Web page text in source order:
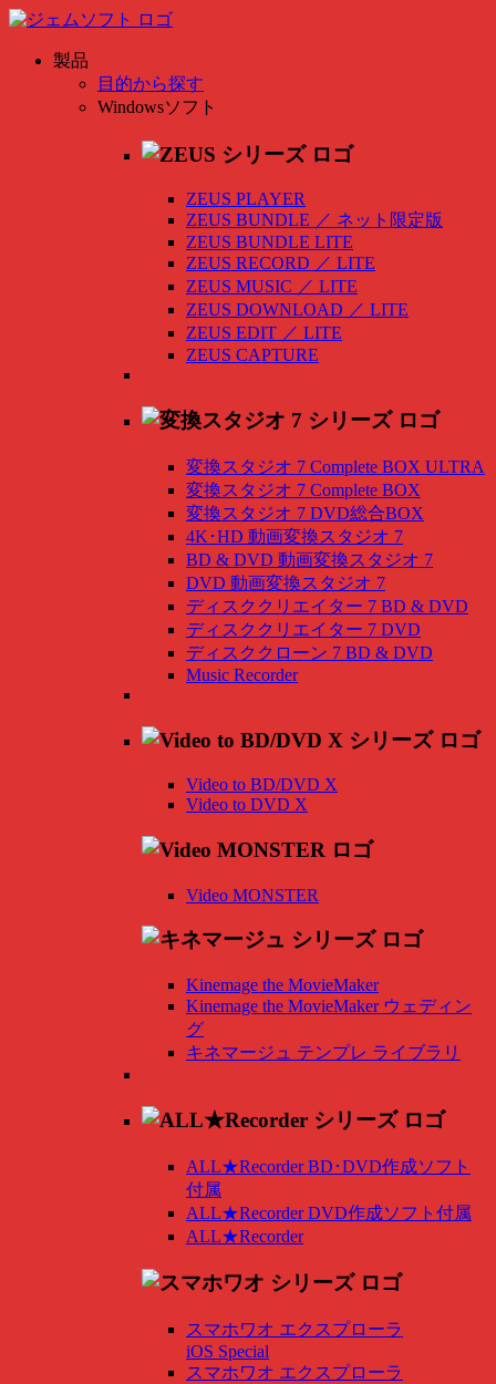
製品
目的から探す
Windowsソフト
ZEUS PLAYER
ZEUS BUNDLE ／ ネット限定版
ZEUS BUNDLE LITE
ZEUS RECORD ／ LITE
ZEUS MUSIC ／ LITE
ZEUS DOWNLOAD ／ LITE
ZEUS EDIT ／ LITE
ZEUS CAPTURE
変換スタジオ 7 Complete BOX ULTRA
変換スタジオ 7 Complete BOX
変換スタジオ 7 DVD総合BOX
4K･HD 動画変換スタジオ 7
BD & DVD 動画変換スタジオ 7
DVD 動画変換スタジオ 7
ディスククリエイター 7 BD & DVD
ディスククリエイター 7 DVD
ディスククローン 7 BD & DVD
Music Recorder
Video to BD/DVD X
Video to DVD X
Video MONSTER
Kinemage the MovieMaker
Kinemage the MovieMaker ウェディン
グ
キネマージュ テンプレ ライブラリ
ALL★Recorder BD･DVD作成ソフト
付属
ALL★Recorder DVD作成ソフト付属
ALL★Recorder
スマホワオ エクスプローラ
iOS Special
スマホワオ エクスプローラ